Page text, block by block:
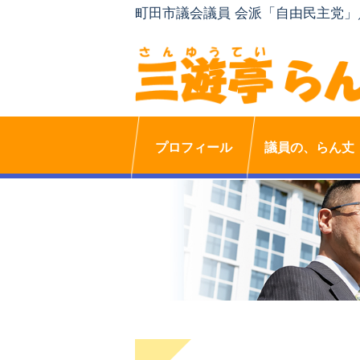
町田市議会議員 会派「自由民主党
プロフィール 議員の、らん丈